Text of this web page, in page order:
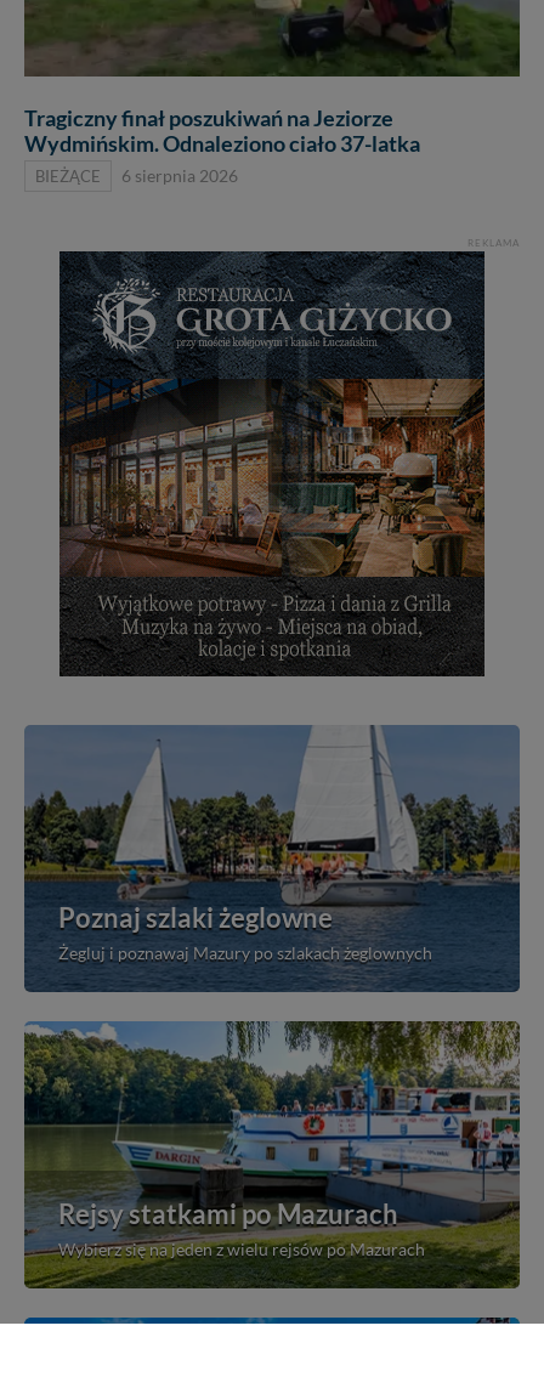
Tragiczny finał poszukiwań na Jeziorze
Wydmińskim. Odnaleziono ciało 37-latka
BIEŻĄCE 6 sierpnia 2026
REKLAMA
Poznaj szlaki żeglowne
Żegluj i poznawaj Mazury po szlakach żeglownych
Rejsy statkami po Mazurach
Wybierz się na jeden z wielu rejsów po Mazurach